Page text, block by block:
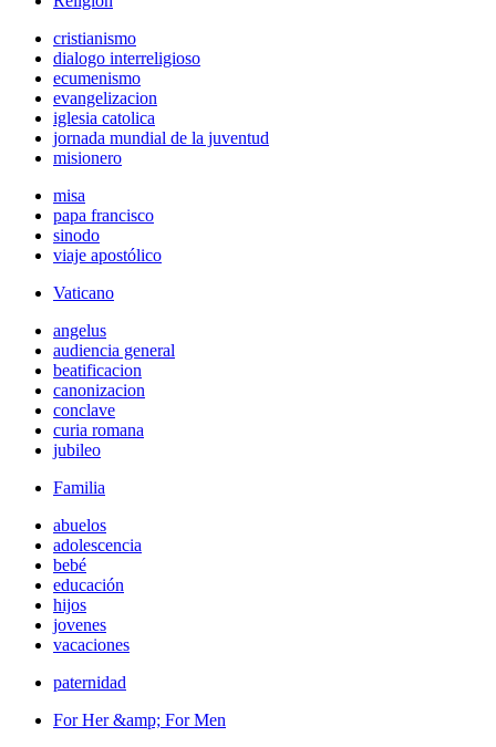
cristianismo
dialogo interreligioso
ecumenismo
evangelizacion
iglesia catolica
jornada mundial de la juventud
misionero
misa
papa francisco
sinodo
viaje apostólico
Vaticano
angelus
audiencia general
beatificacion
canonizacion
conclave
curia romana
jubileo
Familia
abuelos
adolescencia
bebé
educación
hijos
jovenes
vacaciones
paternidad
For Her &amp; For Men